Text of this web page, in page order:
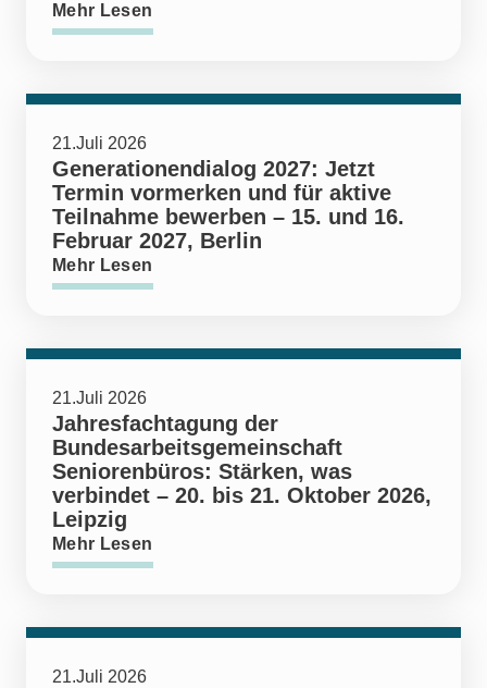
Mehr Lesen
21.Juli 2026
Generationendialog 2027: Jetzt
Termin vormerken und für aktive
Teilnahme bewerben – 15. und 16.
Februar 2027, Berlin
Mehr Lesen
21.Juli 2026
Jahresfachtagung der
Bundesarbeitsgemeinschaft
Seniorenbüros: Stärken, was
verbindet – 20. bis 21. Oktober 2026,
Leipzig
Mehr Lesen
21.Juli 2026